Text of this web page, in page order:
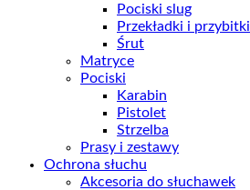
Pociski slug
Przekładki i przybitki
Śrut
Matryce
Pociski
Karabin
Pistolet
Strzelba
Prasy i zestawy
Ochrona słuchu
Akcesoria do słuchawek